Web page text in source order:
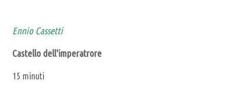
Ennio Cassetti
Castello dell'imperatrore
15 minuti